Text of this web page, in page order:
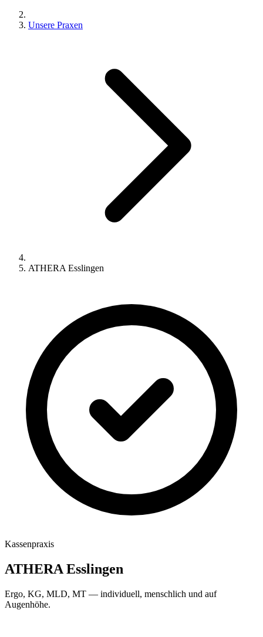
Unsere Praxen
ATHERA Esslingen
Kassenpraxis
ATHERA Esslingen
Ergo, KG, MLD, MT — individuell, menschlich und auf
Augenhöhe.